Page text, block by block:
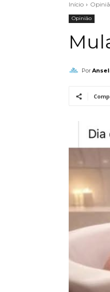
Início
Opinião
Por